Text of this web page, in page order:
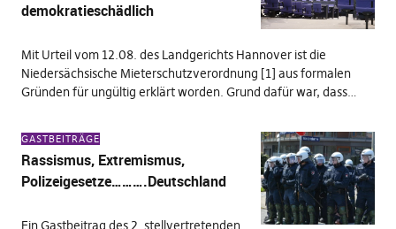
demokratieschädlich
Mit Urteil vom 12.08. des Landgerichts Hannover ist die
Niedersächsische Mieterschutzverordnung [1] aus formalen
Gründen für ungültig erklärt worden. Grund dafür war, dass…
GASTBEITRÄGE
Rassismus, Extremismus,
Polizeigesetze……….Deutschland
Ein Gastbeitrag des 2. stellvertretenden